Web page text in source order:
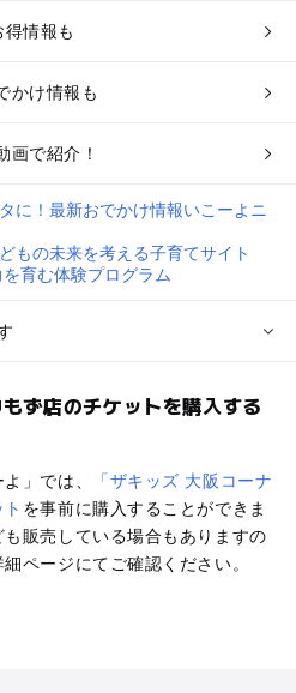
情報も
かけ情報も
画で紹介！
ども連れのお出かけスポット
港・泉南）のプールお出かけ
面・枚方・伊丹空港のプールお出
島のプールお出かけ
門真のプールお出かけ
ず店のチケットを購入する
」では、
「ザキッズ 大阪コーナ
を事前に購入することができま
販売している場合もありますの
ページにてご確認ください。